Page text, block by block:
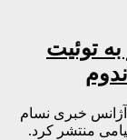
توئیت
خبری نسام
منتشر کرد.